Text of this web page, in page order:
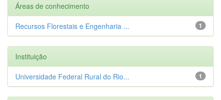
Áreas de conhecimento
1
Recursos Florestais e Engenharia ...
Instituição
1
Universidade Federal Rural do Rio...